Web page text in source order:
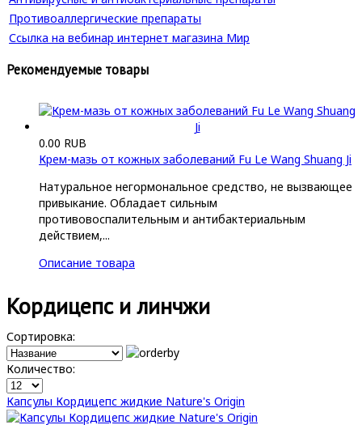
Противоаллергические препараты
Ссылка на вебинар интернет магазина Мир
Рекомендуемые товары
0.00 RUB
Крем-мазь от кожных заболеваний Fu Le Wang Shuang Ji
Натуральное негормональное средство, не вызвающее
привыкание. Обладает сильным
противовоспалительным и антибактериальным
действием,...
Описание товара
Кордицепс и линчжи
Сортировка:
Количество:
Капсулы Кордицепс жидкие Nature's Origin